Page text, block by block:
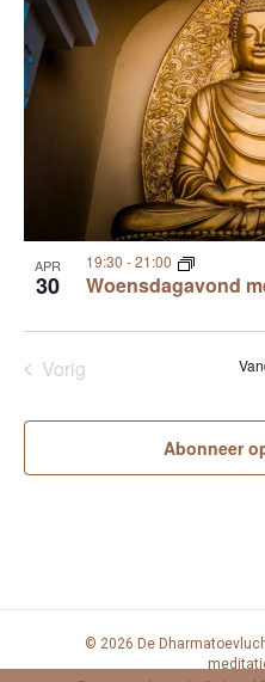
APR
30 Woensdagavond
19:30 -21:00
Vorig
Abonneer
© 2026 De